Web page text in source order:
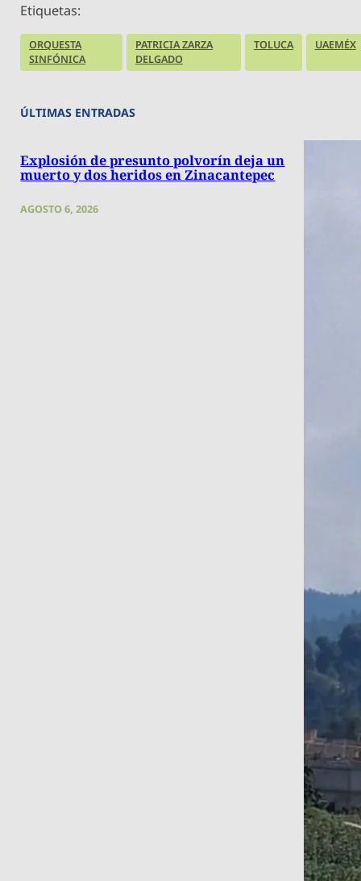
Etiquetas:
ORQUESTA
SINFÓNICA
PATRICIA ZARZA
DELGADO
TOLUCA UAEMÉX
ÚLTIMAS ENTRADAS
Explosión de presunto polvorín deja un
muerto y dos heridos en Zinacantepec
AGOSTO 6, 2026